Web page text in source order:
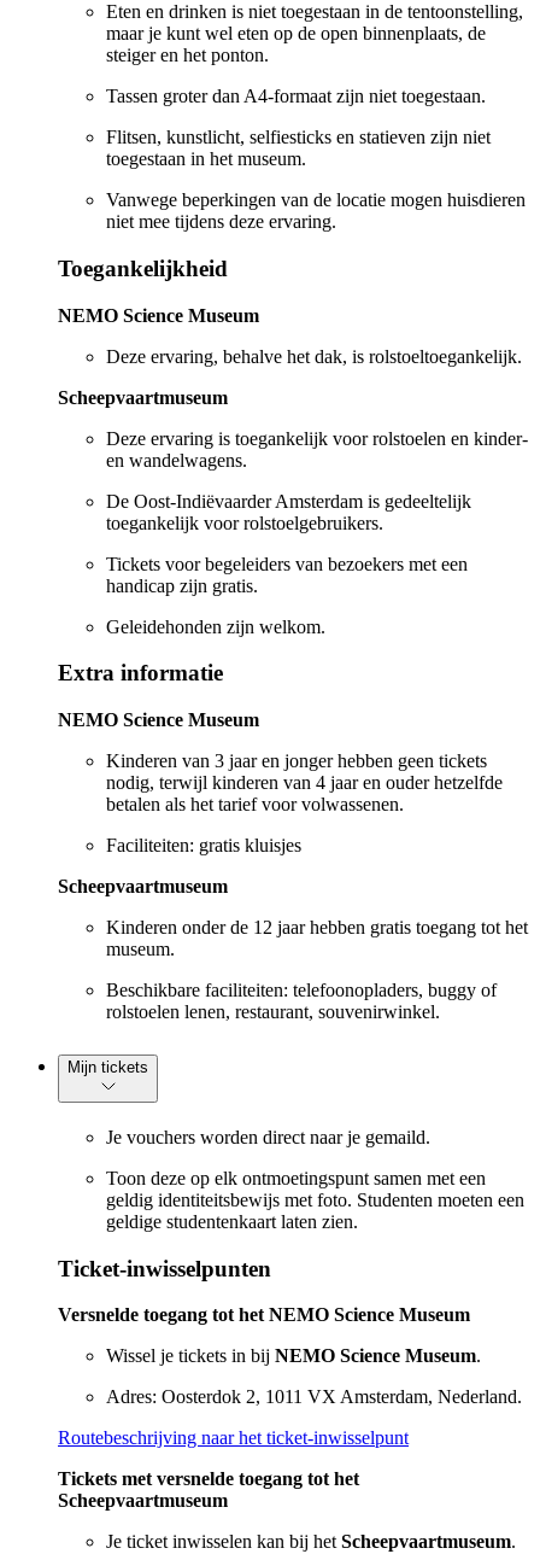
Eten en drinken is niet toegestaan in de tentoonstelling,
maar je kunt wel eten op de open binnenplaats, de
steiger en het ponton.
Tassen groter dan A4-formaat zijn niet toegestaan.
Flitsen, kunstlicht, selfiesticks en statieven zijn niet
toegestaan in het museum.
Vanwege beperkingen van de locatie mogen huisdieren
niet mee tijdens deze ervaring.
Toegankelijkheid
NEMO Science Museum
Deze ervaring, behalve het dak, is rolstoeltoegankelijk.
Scheepvaartmuseum
Deze ervaring is toegankelijk voor rolstoelen en kinder-
en wandelwagens.
De Oost-Indiëvaarder Amsterdam is gedeeltelijk
toegankelijk voor rolstoelgebruikers.
Tickets voor begeleiders van bezoekers met een
handicap zijn gratis.
Geleidehonden zijn welkom.
Extra informatie
NEMO Science Museum
Kinderen van 3 jaar en jonger hebben geen tickets
nodig, terwijl kinderen van 4 jaar en ouder hetzelfde
betalen als het tarief voor volwassenen.
Faciliteiten: gratis kluisjes
Scheepvaartmuseum
Kinderen onder de 12 jaar hebben gratis toegang tot het
museum.
Beschikbare faciliteiten: telefoonopladers, buggy of
rolstoelen lenen, restaurant, souvenirwinkel.
Mijn tickets
Je vouchers worden direct naar je gemaild.
Toon deze op elk ontmoetingspunt samen met een
geldig identiteitsbewijs met foto. Studenten moeten een
geldige studentenkaart laten zien.
Ticket-inwisselpunten
Versnelde toegang tot het NEMO Science Museum
Wissel je tickets in bij NEMO Science Museum.
Adres: Oosterdok 2, 1011 VX Amsterdam, Nederland.
Routebeschrijving naar het ticket-inwisselpunt
Tickets met versnelde toegang tot het
Scheepvaartmuseum
Je ticket inwisselen kan bij het Scheepvaartmuseum.